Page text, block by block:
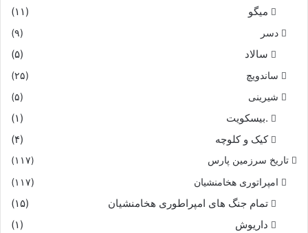
سه روز اندرین گلشن زرنگار
بباشیم و ز باده سازیم کار
که گیتى سپنج است پر درد و رنج
بد آن را که با غم بود در سپنج‏
بپیچید گرسیوز کینه‏خواه‏
میگو (۱۱)
دسر (۹)
سالاد (۵)
ساندویچ
(۲۵)
شیرینی
(۵)
.بیسکویت
(۱)
کیک و کلوچه
(۴)
تاریخ سرزمین پارس (۱۱۷)
امپراتوری هخامنشیان (۱۱۷)
تمام جنگ های امپراطوری هخامنشیان
(۱۵)
داریوش
(۱)